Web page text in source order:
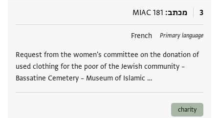
3 מכתב MIAC 181
Primary language
French
Request from the women's committee on the donation of
used clothing for the poor of the Jewish community –
Bassatine Cemetery – Museum of Islamic …
תגים
charity